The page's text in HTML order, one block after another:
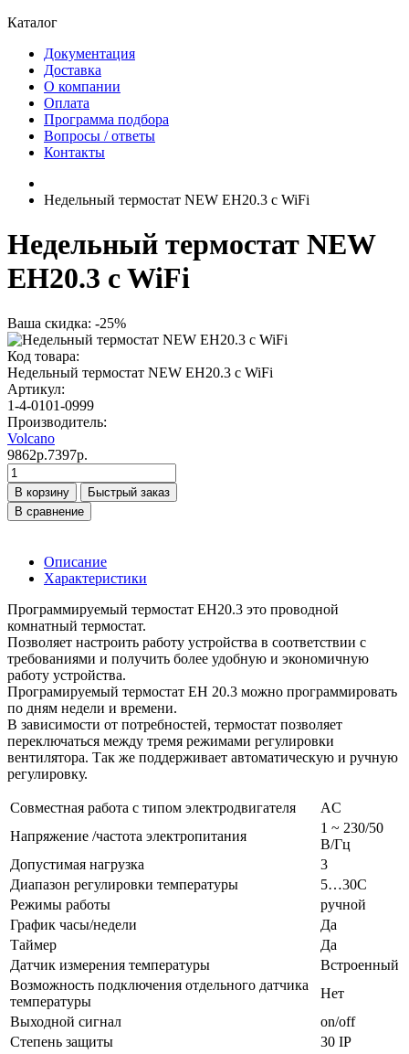
Каталог
Документация
Доставка
О компании
Оплата
Программа подбора
Вопросы / ответы
Контакты
Недельный термостат NEW EH20.3 c WiFi
Недельный термостат NEW
EH20.3 c WiFi
Ваша скидка: -25%
Код товара:
Недельный термостат NEW EH20.3 c WiFi
Артикул:
1-4-0101-0999
Производитель:
Volcano
9862р.7397р.
В корзину
Быстрый заказ
В сравнение
Описание
Характеристики
Программируемый термостат EH20.3 это проводной
комнатный термостат.
Позволяет настроить работу устройства в соответствии с
требованиями и получить более удобную и экономичную
работу устройства.
Програмируемый термостат EH 20.3 можно программировать
по дням недели и времени.
В зависимости от потребностей, термостат позволяет
переключаться между тремя режимами регулировки
вентилятора. Так же поддерживает автоматическую и ручную
регулировку.
Совместная работа с типом электродвигателя
AС
Напряжение /частота электропитания
1 ~ 230/50
В/Гц
Допустимая нагрузка
3
Диапазон регулировки температуры
5…30С
Режимы работы
ручной
График часы/недели
Да
Таймер
Да
Датчик измерения температуры
Встроенный
Возможность подключения отдельного датчика
температуры
Нет
Выходной сигнал
on/off
Степень защиты
30 IP